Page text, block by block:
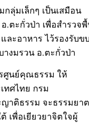
ลุ่มเล็กๆ เป็นเสมือน
.ตะกั่วป่า เพื่อสำรวจ
ละอาหาร ไว้รองรับข
งมรวน อ.ตะกั่วป่า
ศูนย์คุณธรรม ให้
ทศไทย กรม
าติธรรม จะธรรมยา
เพื่อเยียวยาจิตใจผู้